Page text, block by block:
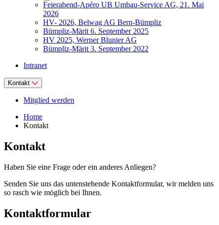
Feierabend-Apéro UB Umbau-Service AG, 21. Mai
2026
HV- 2026, Belwag AG Bern-Bümpliz
Bümpliz-Märit 6. September 2025
HV 2025, Werner Blunier AG
Bümpliz-Märit 3. September 2022
Intranet
Kontakt
Mitglied werden
Home
Kontakt
Kontakt
Haben Sie eine Frage oder ein anderes Anliegen?
Senden Sie uns das untenstehende Kontaktformular, wir melden uns
so rasch wie möglich bei Ihnen.
Kontaktformular